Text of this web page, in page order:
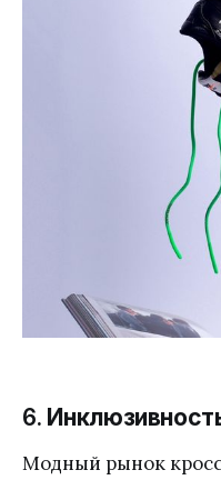
6.
Модный рынок